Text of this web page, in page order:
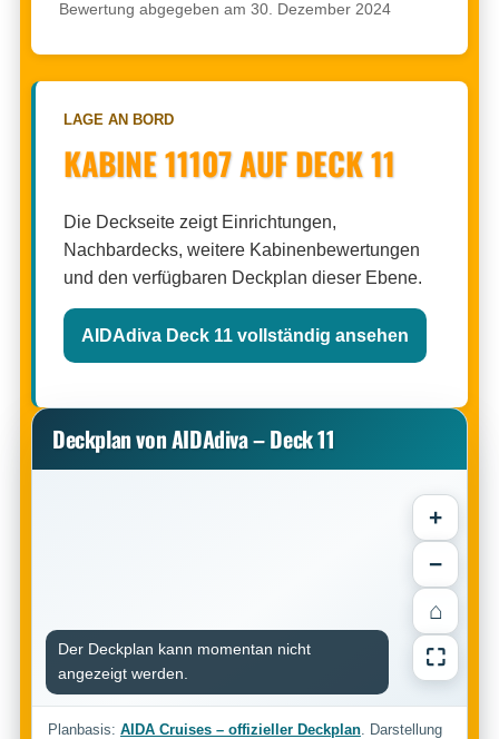
Bewertung abgegeben am 30. Dezember 2024
LAGE AN BORD
KABINE 11107 AUF DECK 11
Die Deckseite zeigt Einrichtungen,
Nachbardecks, weitere Kabinenbewertungen
und den verfügbaren Deckplan dieser Ebene.
AIDAdiva Deck 11 vollständig ansehen
Deckplan von AIDAdiva – Deck 11
+
−
⌂
⛶
Der Deckplan kann momentan nicht
angezeigt werden.
Planbasis: AIDA Cruises – offizieller Deckplan. Darstellung